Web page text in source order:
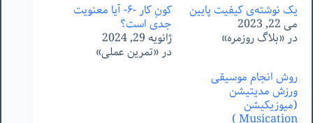
یک نوشته‌ی کیفیت پایین
می 22, 2023
در «بلاگ روزمره»
کونِ کار -۶- آیا معنویت
جدی است؟
ژانویه 29, 2024
در «تمرین عملی»
روش انجام موسیقی
ورزش مدیتیشن
(میوزیکیشن
Musication )